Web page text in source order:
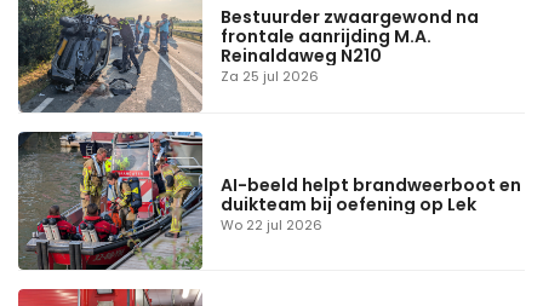
Za 25 jul 2026
Bestuurder zwaargewond na
frontale aanrijding M.A.
Reinaldaweg N210
Wo 22 jul 2026
AI-beeld helpt brandweerboot en
duikteam bij oefening op Lek